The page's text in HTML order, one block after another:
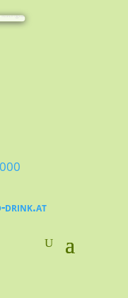
drink.at